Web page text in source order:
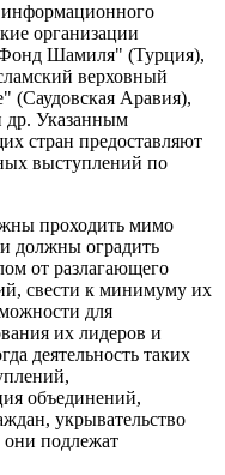
организации
Шамиля" (Турция),
верховный
(Саудовская Аравия),
Указанным
стран предоставляют
выступлений по
проходить мимо
должны оградить
от разлагающего
свести к минимуму их
для
их лидеров и
деятельность таких
объединений,
укрывательство
они подлежат